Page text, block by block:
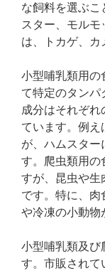
な飼料を選ぶ
スター、モル
は、トカゲ、カ
小型哺乳類用の
て特定のタン
成分はそれぞ
ています。例
が、ハムスター
す。爬虫類用の
すが、昆虫や生
です。特に、
や冷凍の小動物
小型哺乳類及び
す。市販されて